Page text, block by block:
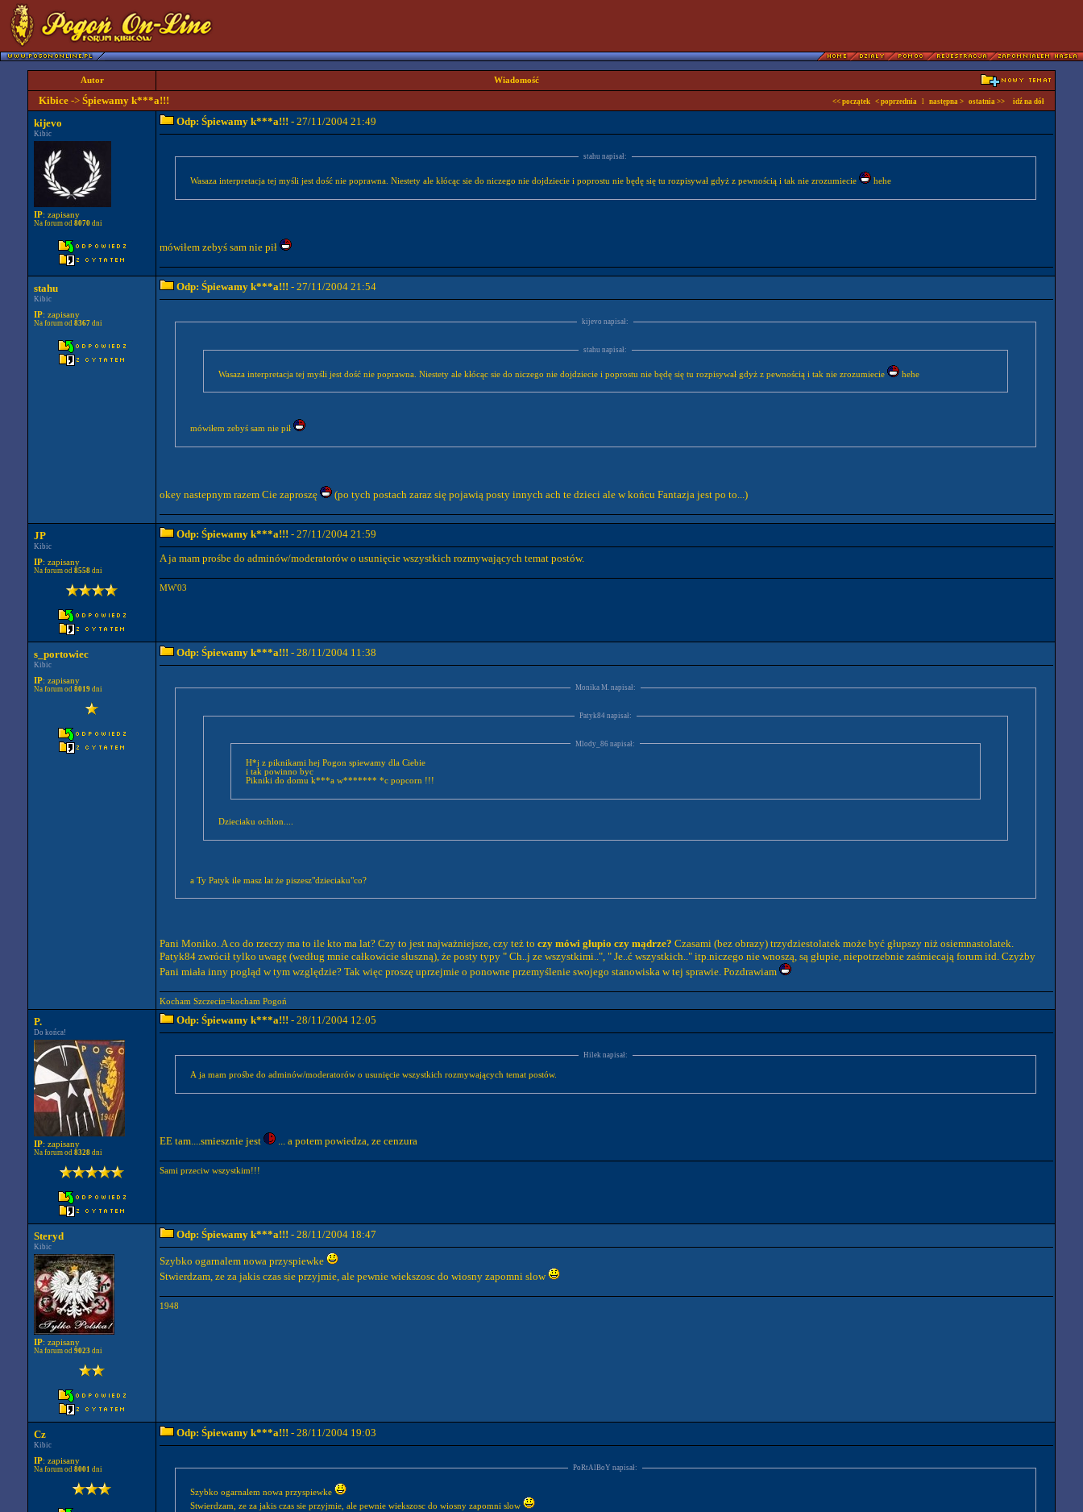
Autor Wiadomość
Kibice -> Śpiewamy k***a!!! << początek < poprzednia l następna > ostatnia >> idź na dół
kijevo
Kibic
IP: zapisany
Na forum od 8070 dni
Odp: Śpiewamy k***a!!! - 27/11/2004 21:49
stahu napisał:
Wasaza interpretacja tej myśli jest dość nie poprawna. Niestety ale kłócąc sie do niczego nie dojdziecie i poprostu nie będę się tu rozpisywał gdyż z pewnością i tak nie zrozumiecie hehe
mówiłem zebyś sam nie pił
stahu
Kibic
IP: zapisany
Na forum od 8367 dni
Odp: Śpiewamy k***a!!! - 27/11/2004 21:54
kijevo napisał:
stahu napisał:
Wasaza interpretacja tej myśli jest dość nie poprawna. Niestety ale kłócąc sie do niczego nie dojdziecie i poprostu nie będę się tu rozpisywał gdyż z pewnością i tak nie zrozumiecie hehe
mówiłem zebyś sam nie pił
okey nastepnym razem Cie zaproszę (po tych postach zaraz się pojawią posty innych ach te dzieci ale w końcu Fantazja jest po to...)
JP
Kibic
IP: zapisany
Na forum od 8558 dni
Odp: Śpiewamy k***a!!! - 27/11/2004 21:59
A ja mam prośbe do adminów/moderatorów o usunięcie wszystkich rozmywających temat postów.
MW'03
s_portowiec
Kibic
IP: zapisany
Na forum od 8019 dni
Odp: Śpiewamy k***a!!! - 28/11/2004 11:38
Monika M. napisał:
Patyk84 napisał:
Mlody_86 napisał:
H*j z piknikami hej Pogon spiewamy dla Ciebie
i tak powinno byc
Pikniki do domu k***a w******* *c popcorn !!!
Dzieciaku ochlon....
a Ty Patyk ile masz lat że piszesz"dzieciaku"co?
Pani Moniko. A co do rzeczy ma to ile kto ma lat? Czy to jest najważniejsze, czy też to czy mówi głupio czy mądrze? Czasami (bez obrazy) trzydziestolatek może być głupszy niż osiemnastolatek.
Patyk84 zwrócił tylko uwagę (według mnie całkowicie słuszną), że posty typy " Ch..j ze wszystkimi..", " Je..ć wszystkich.." itp.niczego nie wnoszą, są głupie, niepotrzebnie zaśmiecają forum itd. Czyżby
Pani miała inny pogląd w tym względzie? Tak więc proszę uprzejmie o ponowne przemyślenie swojego stanowiska w tej sprawie. Pozdrawiam
Kocham Szczecin=kocham Pogoń
P.
Do końca!
IP: zapisany
Na forum od 8328 dni
Odp: Śpiewamy k***a!!! - 28/11/2004 12:05
Hilek napisał:
A ja mam prośbe do adminów/moderatorów o usunięcie wszystkich rozmywających temat postów.
EE tam....smiesznie jest ... a potem powiedza, ze cenzura
Sami przeciw wszystkim!!!
Steryd
Kibic
IP: zapisany
Na forum od 9023 dni
Odp: Śpiewamy k***a!!! - 28/11/2004 18:47
Szybko ogarnalem nowa przyspiewke
Stwierdzam, ze za jakis czas sie przyjmie, ale pewnie wiekszosc do wiosny zapomni slow
1948
Cz
Kibic
IP: zapisany
Na forum od 8001 dni
Odp: Śpiewamy k***a!!! - 28/11/2004 19:03
PoRtAlBoY napisał:
Szybko ogarnalem nowa przyspiewke
Stwierdzam, ze za jakis czas sie przyjmie, ale pewnie wiekszosc do wiosny zapomni slow